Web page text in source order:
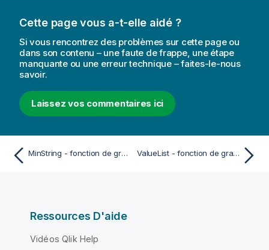
Cette page vous a-t-elle aidé ?
Si vous rencontrez des problèmes sur cette page ou
dans son contenu – une faute de frappe, une étape
manquante ou une erreur technique – faites-le-nous
savoir.
Laissez vos commentaires ici
MinString - fonction de graphique ValueList - fonction de graphique
Ressources D'aide
Vidéos Qlik Help